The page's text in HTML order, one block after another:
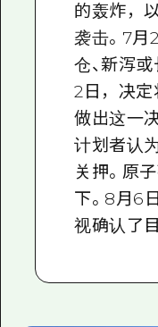
的轰炸，
袭击。7月
仓、新泻
2日，决定
做出这一
计划者认
关押。原
下。8月6
视确认了